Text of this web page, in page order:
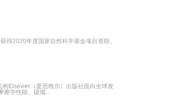
得2020年度国家自然科学基金项目资助。
Elsevier（爱思唯尔）出版社面向全球发
擦学性能、碳烟...